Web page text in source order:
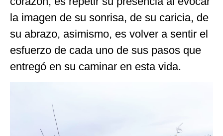
la imagen de su sonrisa, de su caricia, de
su abrazo, asimismo, es volver a sentir el
esfuerzo de cada uno de sus pasos que
entregó en su caminar en esta vida.